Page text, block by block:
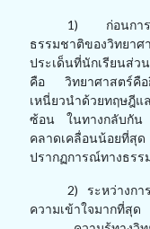
1) ก่อนการจั
ธรรมชาติของวิทยา
ประเด็นที่นักเรียนส่ว
คือ วิทยาศาสตร์คือกิ
เหนี่ยวนำด้วยทฤษฎีแ
ซ้อน ในทางกลับกัน
คลาดเคลื่อนน้อย
ปรากฏการณ์ทางธรร
2) ระหว่างกา
ความเข้าใจมากที่สุ